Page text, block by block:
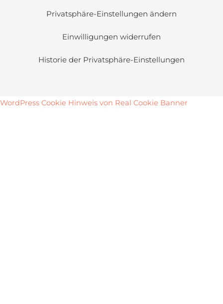
Privatsphäre-Einstellungen ändern
Einwilligungen widerrufen
Historie der Privatsphäre-Einstellungen
WordPress Cookie Hinweis von Real Cookie Banner